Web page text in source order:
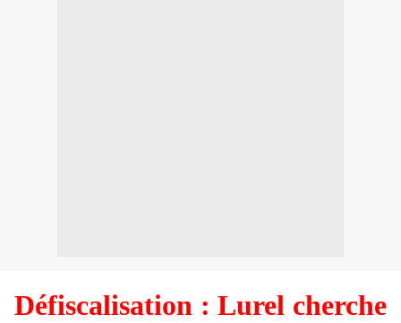
Défiscalisation : Lurel cherche